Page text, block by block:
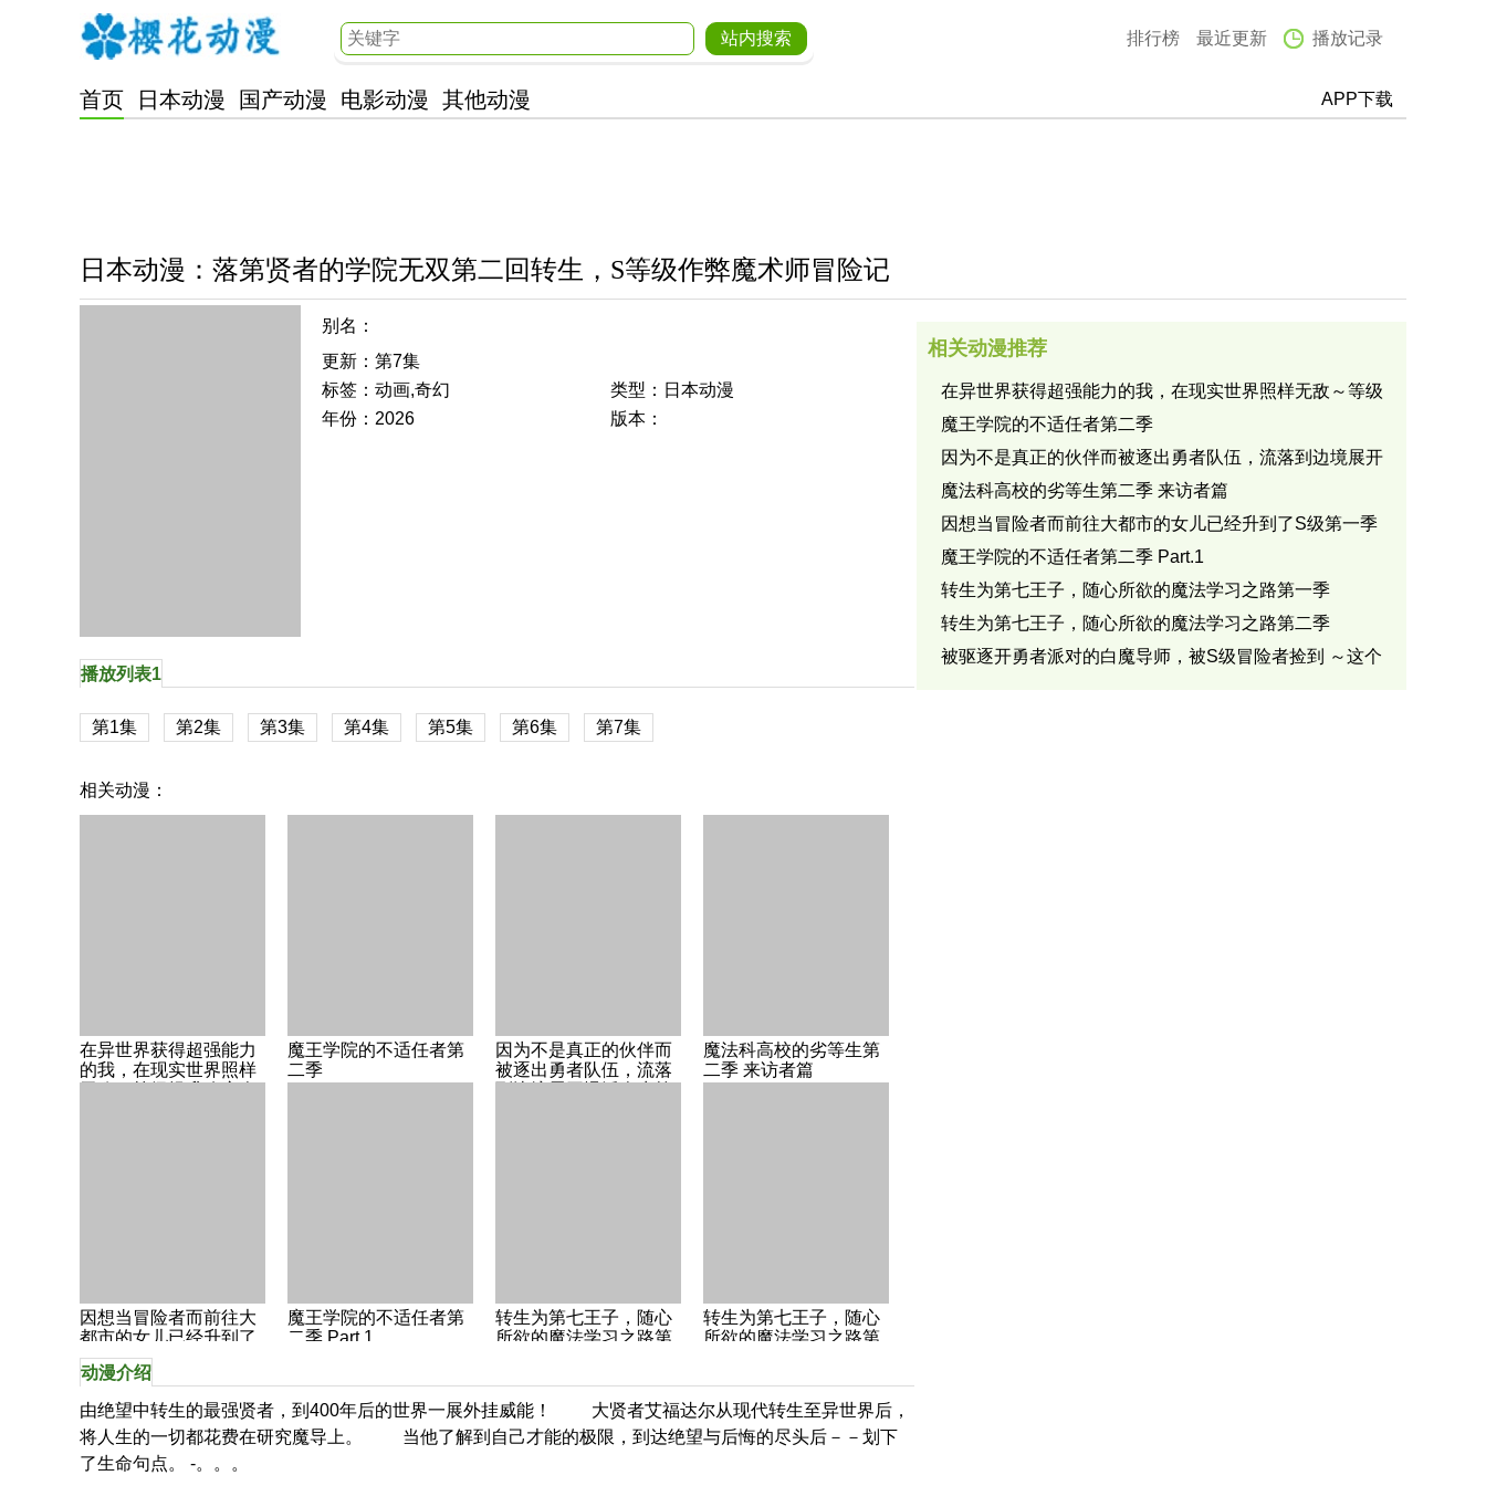
排行榜 最近更新 播放记录
首页 日本动漫 国产动漫 电影动漫 其他动漫 APP下载
日本动漫 ： 落第贤者的学院无双第二回转生，S等级作弊魔术师冒险记
别名：
更新：第7集
标签：动画,奇幻
类型：日本动漫
年份：2026
版本：
播放列表1
第1集 第2集 第3集 第4集 第5集 第6集 第7集
相关动漫：
在异世界获得超强能力
的我，在现实世界照样
魔王学院的不适任者第
二季
因为不是真正的伙伴而
被逐出勇者队伍，流落
魔法科高校的劣等生第
二季 来访者篇
因想当冒险者而前往大
都市的女儿已经升到了
S级第一季
魔王学院的不适任者第
二季 Part.1
转生为第七王子，随心
所欲的魔法学习之路第
转生为第七王子，随心
所欲的魔法学习之路第
动漫介绍
由绝望中转生的最强贤者，到400年后的世界一展外挂威能！ 大贤者艾福达尔从现代转生至异世界后，
将人生的一切都花费在研究魔导上。 当他了解到自己才能的极限，到达绝望与后悔的尽头后－－划下
了生命句点。 -。。。
相关动漫推荐
在异世界获得超强能力的我，在现实世界照样无敌～等级
提升改变人生命运～第一季
魔王学院的不适任者第二季
因为不是真正的伙伴而被逐出勇者队伍，流落到边境展开
慢活人生第二季
魔法科高校的劣等生第二季 来访者篇
因想当冒险者而前往大都市的女儿已经升到了S级第一季
魔王学院的不适任者第二季 Part.1
转生为第七王子，随心所欲的魔法学习之路第一季
转生为第七王子，随心所欲的魔法学习之路第二季
被驱逐开勇者派对的白魔导师，被S级冒险者捡到 ～这个